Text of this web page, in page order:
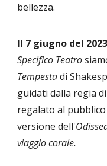
bellezza.
Il 7 giugno del
Specifico Teatro
Tempestadi
guidati dalla regia
regalato al
versione dell'
viaggio corale.